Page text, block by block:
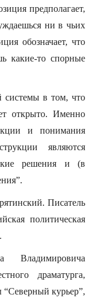
предполагает,
ни в чьих
обозначает, что
какие-то спорные
системы в том, что
открыто. Именно
и понимания
являются
решения и (в
Писатель
политическая
Владимировича
драматурга,
“Северный курьер”,